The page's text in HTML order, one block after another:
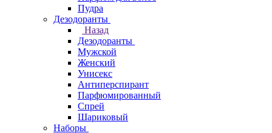
Пудра
Дезодоранты
Назад
Дезодоранты
Мужской
Женский
Унисекс
Антиперспирант
Парфюмированный
Спрей
Шариковый
Наборы